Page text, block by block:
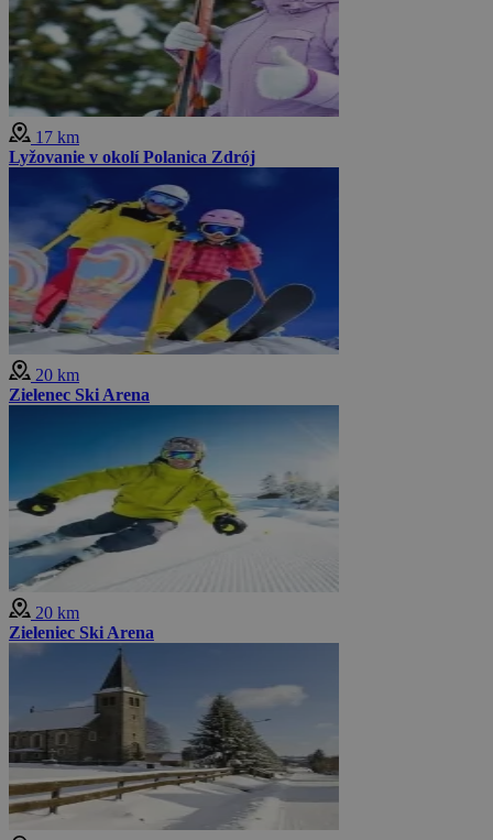
17 km
Lyžovanie v okolí Polanica Zdrój
20 km
Zielenec Ski Arena
20 km
Zieleniec Ski Arena